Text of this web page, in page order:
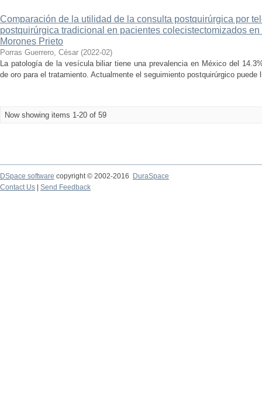
Comparación de la utilidad de la consulta postquirúrgica por
postquirúrgica tradicional en pacientes colecistectomizados
Morones Prieto
Porras Guerrero, César (2022-02)
La patología de la vesícula biliar tiene una prevalencia en México del
de oro para el tratamiento. Actualmente el seguimiento postquirúrgico
Now showing items 1-20 of 59
DSpace software copyright © 2002-2016
DuraSpace
Contact Us
Send Feedback